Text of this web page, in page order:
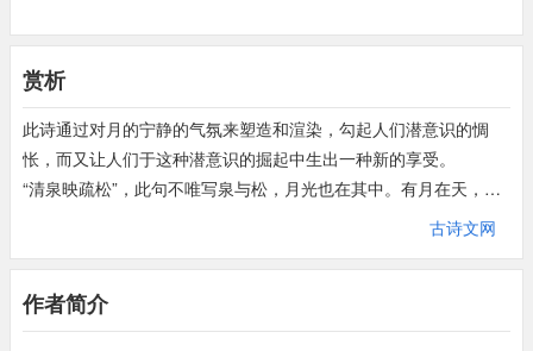
赏析
此诗通过对月的宁静的气氛来塑造和渲染，勾起人们潜意识的惆
怅，而又让人们于这种潜意识的掘起中生出一种新的享受。
“清泉映疏松”，此句不唯写泉与松，月光也在其中。有月在天，方
可知泉“清”、松“疏”，方有一个“映”字。“不知几千古”，此句不唯写
人，方有念及“千古”之心。张若虚《春江花月夜》云：“人生代代无
穷已，江月年年只相似。”
“寒月摇轻波，流光入窗户。”目光由远及近，由外及于内，由风景
古诗文网
作者简介